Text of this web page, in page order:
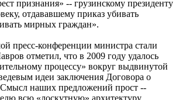
признания» -- грузинскому президенту
отдававшему приказ убивать
мирных граждан».
пресс-конференции министра стали
отметил, что в 2009 году удалось
процессу» вокруг выдвинутой
идеи заключения Договора о
наших предложений прост --